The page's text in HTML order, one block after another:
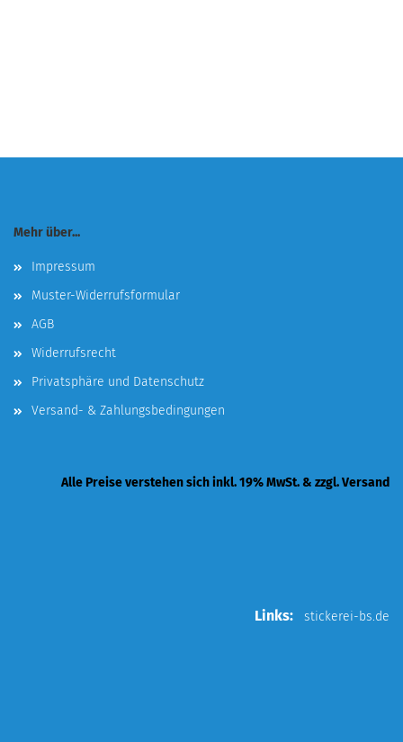
Mehr über...
Impressum
Muster-Widerrufsformular
AGB
Widerrufsrecht
Privatsphäre und Datenschutz
Versand- & Zahlungsbedingungen
Alle Preise verstehen sich inkl. 19% MwSt. & zzgl. Versand
Links: stickerei-bs.de